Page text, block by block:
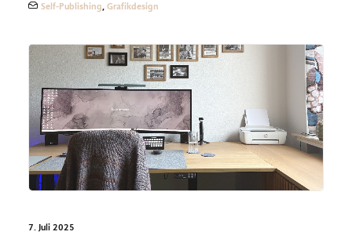
Self-Publishing, Grafikdesign
7. Juli 2025